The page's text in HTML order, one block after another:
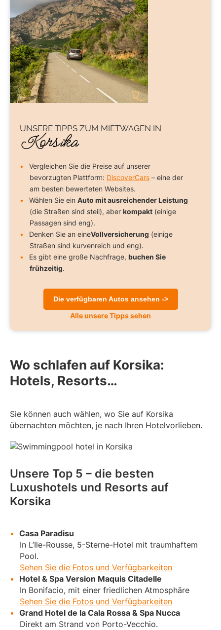
UNSERE TIPPS ZUM MIETWAGEN IN
Korsika
Vergleichen Sie die Preise auf unserer
bevorzugten Plattform: DiscoverCars – eine der
am besten bewerteten Websites.
Wählen Sie ein Auto mit ausreichender Leistung
(die Straßen sind steil), aber kompakt (einige
Passagen sind eng).
Denken Sie an eineVollversicherung (einige
Straßen sind kurvenreich und eng).
Es gibt eine große Nachfrage, buchen Sie
frühzeitig.
Die verfügbaren Autos ansehen ->
Alle unsere Tipps sehen
Wo schlafen auf Korsika:
Hotels, Resorts…
Sie können auch wählen, wo Sie auf Korsika
übernachten möchten, je nach Ihren Hotelvorlieben.
Unsere Top 5 – die besten
Luxushotels und Resorts auf
Korsika
Casa Paradisu
In L’Ile-Rousse, 5-Sterne-Hotel mit traumhaftem
Pool.
Sehen Sie die Fotos und Verfügbarkeiten
Hotel & Spa Version Maquis Citadelle
In Bonifacio, mit einer friedlichen Atmosphäre
Sehen Sie die Fotos und Verfügbarkeiten
Grand Hotel de la Cala Rossa & Spa Nucca
Direkt am Strand von Porto-Vecchio.